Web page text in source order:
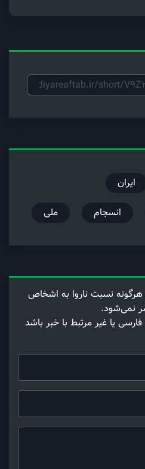
ایران
انسجام ملی
نسبت ناروا به اشخاص
نمی‌شود.
یا غیر مرتبط با خبر باشد